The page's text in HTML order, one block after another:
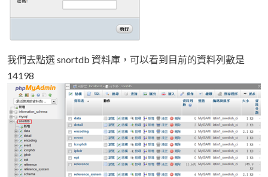
我們去點選 snortdb 資料庫，可以看到目前的資料列數是
14198